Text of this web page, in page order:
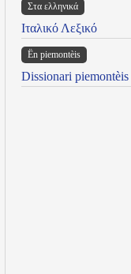
Στα ελληνικά
Ιταλικό Λεξικό
Ën piemontèis
Dissionari piemontèis